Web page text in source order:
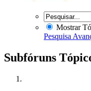
Mostrar
Pesquisa
Subfóruns